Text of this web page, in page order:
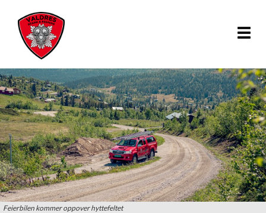
Vis
Feierbilen kommer oppover hyttefeltet